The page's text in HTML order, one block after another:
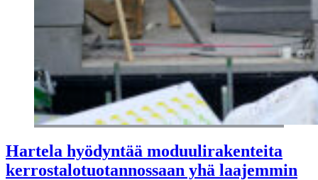
Hartela hyödyntää moduulirakenteita
kerrostalotuotannossaan yhä laajemmin